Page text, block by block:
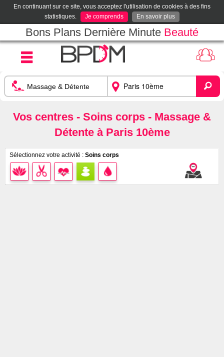
En continuant sur ce site, vous acceptez l'utilisation de cookies à des fins
statistiques.
Je comprends En savoir plus
Bons Plans Dernière Minute Beauté
Vos centres - Soins corps - Massage &
Détente à Paris 10ème
Sélectionnez votre activité : Soins corps